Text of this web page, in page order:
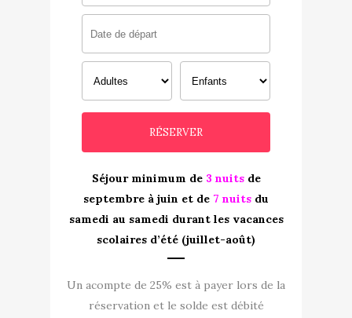
Séjour minimum de 3 nuitsde
septembre à juin et de 7 nuits du
samedi au samedi durant les vacances
scolaires d’été (juillet-août)
Un acompte de 25% est à payer lors de la
réservation et le solde est débité